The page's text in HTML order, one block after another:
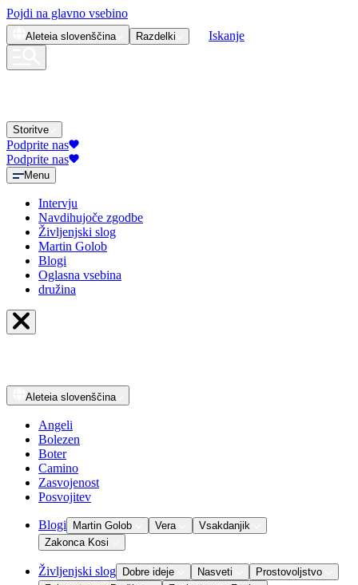
Pojdi na glavno vsebino
Aleteia slovenščina Razdelki Iskanje
Storitve
Podprite nas
Podprite nas
Menu
Intervju
Navdihujoče zgodbe
Življenjski slog
Martin Golob
Blogi
Oglasna vsebina
družina
Aleteia slovenščina
Angeli
Bolezen
Boter
Camino
Zasvojenost
Posvojitev
Blogi Martin Golob Vera
Vsakdanjik
Zakonca Kosi
Življenjski slog Dobre ideje Nasveti
Prostovoljstvo